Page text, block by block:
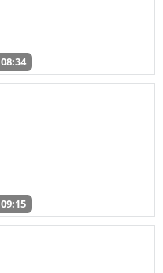
08:34
09:15